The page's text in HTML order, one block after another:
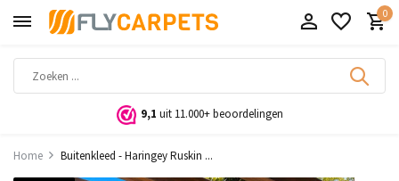
0
9,1 uit 11.000+ beoordelingen
Home Buitenkleed - Haringey Ruskin ...